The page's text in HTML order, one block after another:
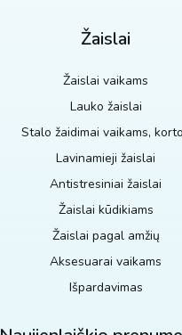
Žaislai
Žaislai vaikams
Lauko žaislai
Stalo žaidimai vaikams,
Lavinamieji žaislai
Antistresiniai žaislai
Žaislai kūdikiams
Žaislai pagal amžių
Aksesuarai vaikams
Išpardavimas